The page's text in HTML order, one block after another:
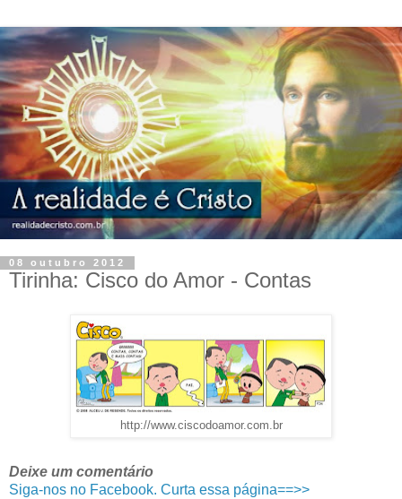
08 outubro 2012
Tirinha: Cisco do Amor - Contas
http://www.ciscodoamor.com.br
Deixe um comentário
Siga-nos no Facebook. Curta essa página==>>